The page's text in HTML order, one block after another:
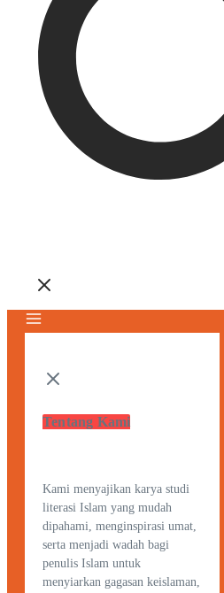
Tentang Kami
Kami menyajikan karya studi
literasi Islam yang mudah
dipahami, menginspirasi umat,
serta menjadi wadah bagi
penulis Islam untuk
menyiarkan gagasan keislaman,